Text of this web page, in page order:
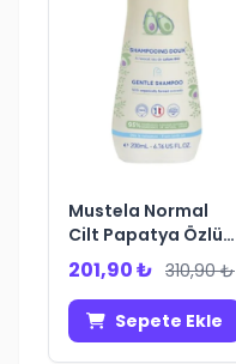
Mustela Normal
Cilt Papatya Özlü
Şampuan 200 ml
201,90 ₺ 310,90 ₺
Sepete Ekle